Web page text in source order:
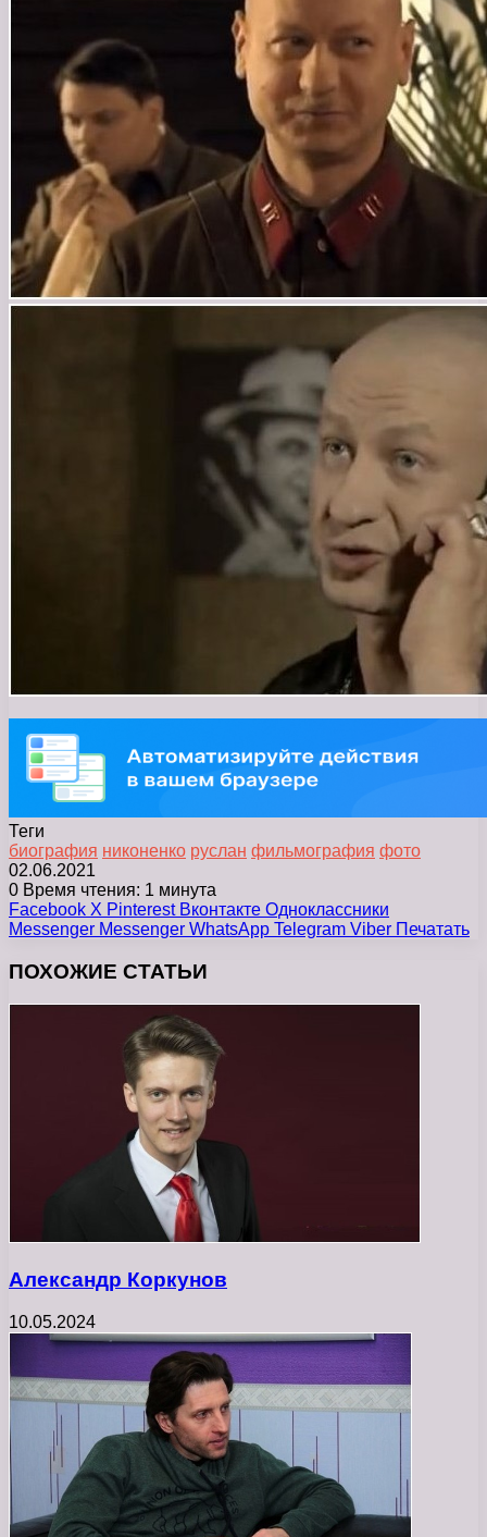
Теги
биография никоненко руслан фильмография фото
02.06.2021
0 Время чтения: 1 минута
Facebook X Pinterest Вконтакте Одноклассники
Messenger Messenger WhatsApp Telegram Viber Печатать
ПОХОЖИЕ СТАТЬИ
Александр Коркунов
10.05.2024